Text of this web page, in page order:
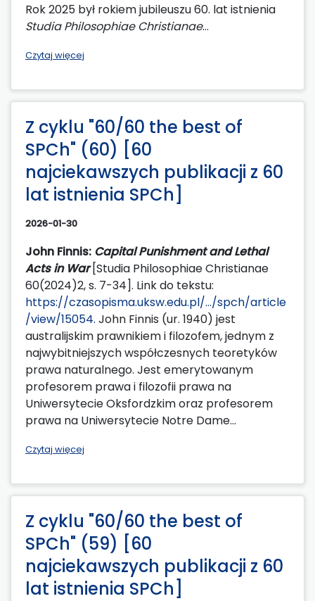
Rok 2025 był rokiem jubileuszu 60. lat istnienia
Studia Philosophiae Christianae...
Czytaj więcej
Z cyklu "60/60 the best of
SPCh" (60) [60
najciekawszych publikacji z 60
lat istnienia SPCh]
2026-01-30
John Finnis: Capital Punishment and Lethal
Acts in War[Studia Philosophiae Christianae
60(2024)2, s. 7-34]. Link do tekstu:
https://czasopisma.uksw.edu.pl/.../spch/article
/view/15054. John Finnis (ur. 1940) jest
australijskim prawnikiem i filozofem, jednym z
najwybitniejszych współczesnych teoretyków
prawa naturalnego. Jest emerytowanym
profesorem prawa i filozofii prawa na
Uniwersytecie Oksfordzkim oraz profesorem
prawa na Uniwersytecie Notre Dame...
Czytaj więcej
Z cyklu "60/60 the best of
SPCh" (59) [60
najciekawszych publikacji z 60
lat istnienia SPCh]